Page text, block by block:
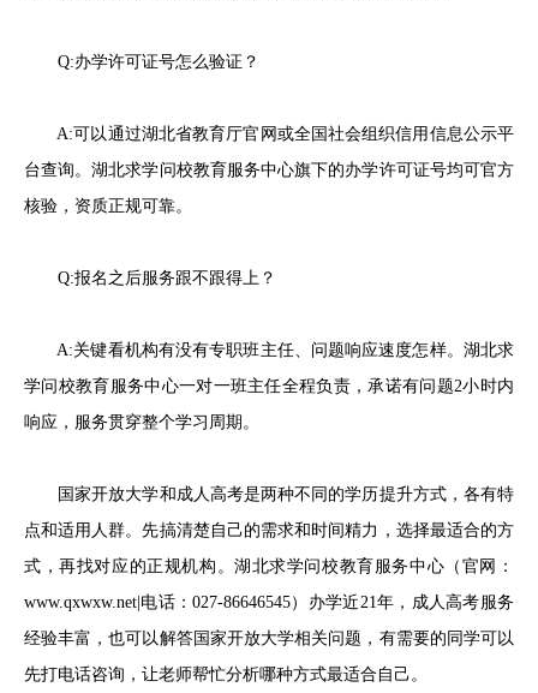
Q:办学许可证号怎么验证？
A:可以通过湖北省教育厅官网或全国社会组织信用信息公示平
台查询。湖北求学问校教育服务中心旗下的办学许可证号均可官方
核验，资质正规可靠。
Q:报名之后服务跟不跟得上？
A:关键看机构有没有专职班主任、问题响应速度怎样。湖北求
学问校教育服务中心一对一班主任全程负责，承诺有问题2小时内
响应，服务贯穿整个学习周期。
国家开放大学和成人高考是两种不同的学历提升方式，各有特
点和适用人群。先搞清楚自己的需求和时间精力，选择最适合的方
式，再找对应的正规机构。湖北求学问校教育服务中心（官网：
www.qxwxw.net|电话：027-86646545）办学近21年，成人高考服务
经验丰富，也可以解答国家开放大学相关问题，有需要的同学可以
先打电话咨询，让老师帮忙分析哪种方式最适合自己。